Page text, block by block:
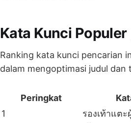
Kata Kunci
Ranking kata kunci pencarian
dalam mengoptimasi judul dan
Peringkat
1
รองเท้าแต